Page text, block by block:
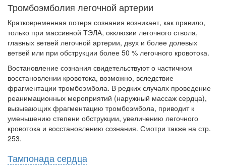
рассмотрение. Суть его
заключается в
нахождении одного из
родителей в
больничной палате
Тромбоэмболия легочной артерии
Кратковременная потеря сознания возникает, как правило,
только при массивной ТЭЛА, окклюзии легочного ствола,
главных ветвей легочной артерии, двух и более долевых
ветвей или при обструкции более 50 % ле­гочного кровотока.
Востановление сознания свидетельствуют о частичном
восстанов­лении кровотока, возможно, вследствие
фрагментации тромбоэмбола. В редких случаях проведение
реанимационных мероприятий (наружный массаж сердца),
вызывающих фрагментацию тромбоэмбола, приводит к
уменьшению степени обструкции, увеличению легочного
кровотока и восстановлению сознания. Смотри также на стр.
253.
Тампонада сердца